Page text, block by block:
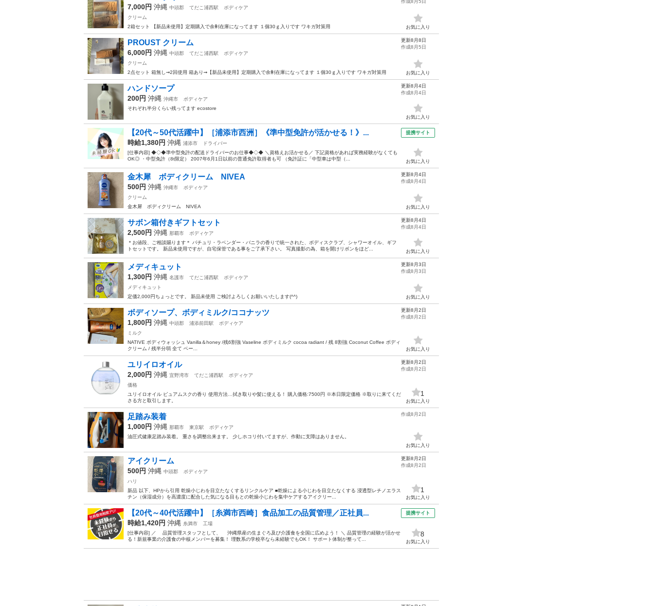
7,000円 沖縄 中頭郡 てだこ浦西駅
ボディケア
クリーム
2箱セット 【新品未使用】定期購入で余剰在庫になってます １個30ｇ入りです ワキガ対策用
お気に入り
PROUST クリーム
6,000円 沖縄 中頭郡 てだこ浦西駅
ボディケア
クリーム
2点セット 箱無し➞2回使用 箱あり➞【新品未使用】定期購入で余剰在庫になってます １個30ｇ入りです ワキガ対策用
更新8月8日
作成8月5日
お気に入り
ハンドソープ
200円 沖縄 沖縄市
ボディケア
それぞれ半分くらい残ってます ecostore
更新8月4日
作成8月4日
お気に入り
【20代～50代活躍中】［浦添市西洲］《準中型免許が活かせる！》...
時給1,380円 沖縄 浦添市
ドライバー
[仕事内容] ◆◇◆準中型免許の配送ドライバーのお仕事◆◇◆ ＼資格えお活かせる／ 下記資格があれば実務経験がなくても
OK◎ ・中型免許（8t限定） 2007年6月1日以前の普通免許取得者も可 （免許証に「中型車は中型（...
提携サイト
お気に入り
金木犀 ボディクリーム NIVEA
500円 沖縄 沖縄市
ボディケア
クリーム
金木犀 ボディクリーム NIVEA
更新8月4日
作成8月4日
お気に入り
サボン箱付きギフトセット
2,500円 沖縄 那覇市
ボディケア
＊お値段、ご相談賜ります＊ パチュリ・ラベンダー・バニラの香りで統一された、ボディスクラブ、シャワーオイル、ギフ
トセットです。 新品未使用ですが、自宅保管である事をご了承下さい。 写真撮影の為、箱を開けリボンをほど...
更新8月4日
作成8月4日
お気に入り
メディキュット
1,300円 沖縄 名護市 てだこ浦西駅
ボディケア
メディキュット
定価2,000円ちょっとです。 新品未使用 ご検討よろしくお願いいたします(^^)
更新8月3日
作成8月3日
お気に入り
ボディソープ、ボディミルク/ココナッツ
1,800円 沖縄 中頭郡 浦添前田駅
ボディケア
ミルク
NATIVE ボディウォッシュ Vanilla＆honey /残6割強 Vaseline ボディミルク cocoa radiant / 残 8割強 Coconut Coffee ボディ
クリーム / 残半分弱 全て ベー...
更新8月2日
作成8月2日
お気に入り
ユリイロオイル
2,000円 沖縄 宜野湾市 てだこ浦西駅
ボディケア
価格
ユリイロオイル ピュアムスクの香り 使用方法…拭き取りや髪に使える！ 購入価格:7500円 ※本日限定価格 ※取りに来てくだ
さる方と取引します。
更新8月2日
作成8月2日
1
お気に入り
足踏み装着
1,000円 沖縄 那覇市 東京駅
ボディケア
油圧式健康足踏み装着。 重さを調整出来ます。 少しホコリ付いてますが、作動に支障はありません。
作成8月2日
お気に入り
アイクリーム
500円 沖縄 中頭郡
ボディケア
ハリ
新品 以下、HPから引用 乾燥小じわを目立たなくするリンクルケア ■乾燥による小じわを目立たなくする 浸透型レチノエラス
チン（保湿成分）を高濃度に配合した気になる目もとの乾燥小じわを集中ケアするアイクリー...
更新8月2日
作成8月2日
1
お気に入り
【20代～40代活躍中】［糸満市西崎］食品加工の品質管理／正社員...
時給1,420円 沖縄 糸満市
工場
[仕事内容] ／ 品質管理スタッフとして、 沖縄県産の生まぐろ及び介護食を全国に広めよう！ ＼ 品質管理の経験が活かせ
る！新規事業の介護食の中核メンバーを募集！ 理数系の学校卒なら未経験でもOK！ サポート体制が整って...
提携サイト
8
お気に入り